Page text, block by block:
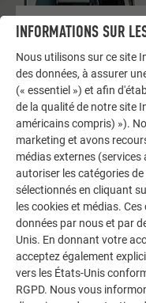
AUTRES BÂTIMENTS
La galerie de
polyvalence de
impressionnants
durables de PREFA
façades.
VOIR DAVANTAGE DE
INFORMATIONS SUR
Nous utilisons sur ce site
des données, à assurer
(« essentiel ») et afin
de la qualité de notre site
américains compris) »).
marketing et avons
médias externes
autoriser les catégories
sélectionnés en cliquant
les cookies et médias.
données par nous et par
Unis. En donnant votre
acceptez également
vers les États-Unis
RGPD. Nous vous